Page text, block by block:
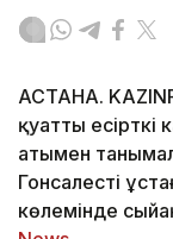
АСТАНА.
қуатты есірткі
атымен
Гонсалесті
көлемінде